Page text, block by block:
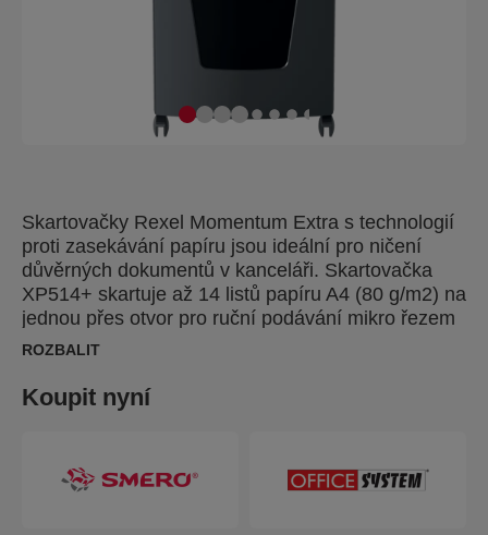
Skartovačky Rexel Momentum Extra s technologií
proti zasekávání papíru jsou ideální pro ničení
důvěrných dokumentů v kanceláři. Skartovačka
XP514+ skartuje až 14 listů papíru A4 (80 g/m2) na
jednou přes otvor pro ruční podávání mikro řezem
o velikosti P-5 (2x15 mm). Technologie aktivního
čase, aby se zabránilo zaseknutí a chybnému
podání papíru; indikuje to červená LED dioda na
dokud se počet listů nesníží pod maximální
kapacitu nebo na ni nedosáhne. Tento skartovač s
ROZBALIT
Koupit nyní